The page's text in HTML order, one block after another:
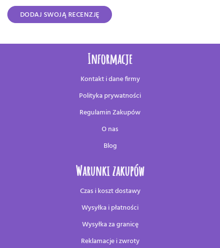
DODAJ SWOJĄ RECENZJĘ
Informacje
Kontakt i dane firmy
Polityka prywatności
Regulamin Zakupów
O nas
Blog
Warunki zakupów
Czas i koszt dostawy
Wysyłka i płatności
Wysyłka za granicę
Reklamacje i zwroty